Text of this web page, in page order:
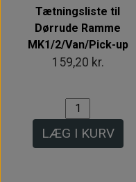
Tætningsliste til
Dørrude Ramme
MK1/2/Van/Pick-up
159,20 kr.
LÆG I KURV